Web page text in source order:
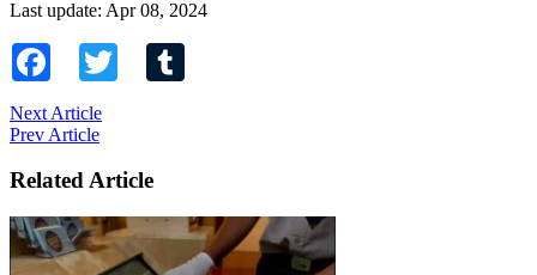
Last update: Apr 08, 2024
Facebook Twitter
Next Article
Prev Article
Related Article